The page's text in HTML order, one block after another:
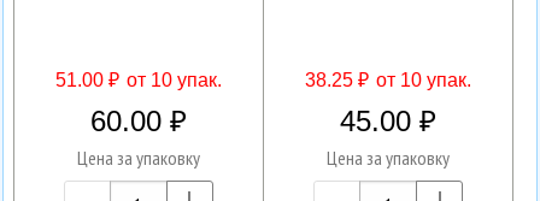
51.00 ₽ от 10 упак.
60.00
Цена за упаковку
38.25 ₽ от 10 упак.
45.00
Цена за упаковку